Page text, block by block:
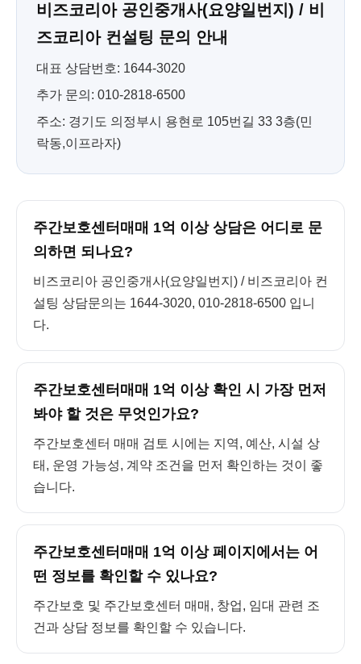
비즈코리아 공인중개사(요양일번지) / 비
즈코리아 컨설팅 문의 안내
대표 상담번호: 1644-3020
추가 문의: 010-2818-6500
주소: 경기도 의정부시 용현로 105번길 33 3층(민
락동,이프라자)
주간보호센터매매 1억 이상 상담은 어디로 문
의하면 되나요?
비즈코리아 공인중개사(요양일번지) / 비즈코리아 컨
설팅 상담문의는 1644-3020, 010-2818-6500 입니
다.
주간보호센터매매 1억 이상 확인 시 가장 먼저
봐야 할 것은 무엇인가요?
주간보호센터 매매 검토 시에는 지역, 예산, 시설 상
태, 운영 가능성, 계약 조건을 먼저 확인하는 것이 좋
습니다.
주간보호센터매매 1억 이상 페이지에서는 어
떤 정보를 확인할 수 있나요?
주간보호 및 주간보호센터 매매, 창업, 임대 관련 조
건과 상담 정보를 확인할 수 있습니다.